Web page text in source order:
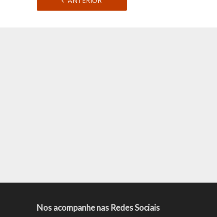
Nos acompanhe nas Redes Sociais